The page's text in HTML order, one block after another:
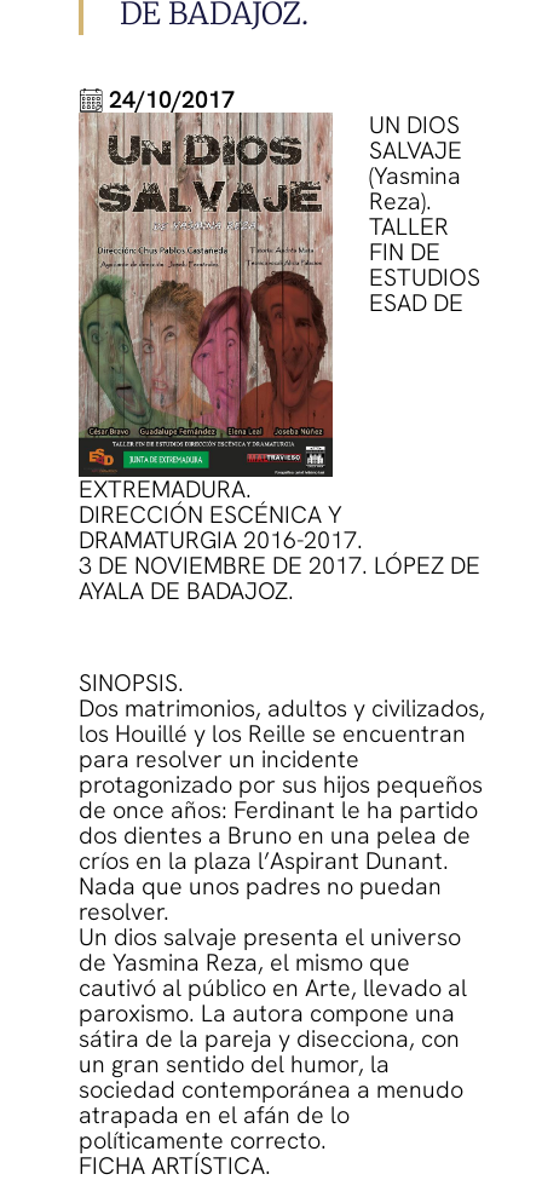
DE BADAJOZ.
24/10/2017
UN DIOS
SALVAJE
(Yasmina
Reza).
TALLER
FIN DE
ESTUDIOS
ESAD DE
EXTREMADURA.
DIRECCIÓN ESCÉNICA Y
DRAMATURGIA 2016-2017.
3 DE NOVIEMBRE DE 2017. LÓPEZ DE
AYALA DE BADAJOZ.
SINOPSIS.
Dos matrimonios, adultos y civilizados,
los Houillé y los Reille se encuentran
para resolver un incidente
protagonizado por sus hijos pequeños
de once años: Ferdinant le ha partido
dos dientes a Bruno en una pelea de
críos en la plaza l’Aspirant Dunant.
Nada que unos padres no puedan
resolver.
Un dios salvaje presenta el universo
de Yasmina Reza, el mismo que
cautivó al público en Arte, llevado al
paroxismo. La autora compone una
sátira de la pareja y disecciona, con
un gran sentido del humor, la
sociedad contemporánea a menudo
atrapada en el afán de lo
políticamente correcto.
FICHA ARTÍSTICA.